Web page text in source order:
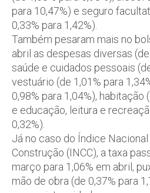
para 10,47%) e seguro
0,33% para 1,42%).
Também pesaram mais no
abril as despesas diversas
saúde e cuidados pessoais
vestuário (de 1,01% para
0,98% para 1,04%), habitação
e educação, leitura e
0,32%).
Já no caso do Índice
Construção (INCC), a taxa
março para 1,06% em abril,
mão de obra (de 0,37% para